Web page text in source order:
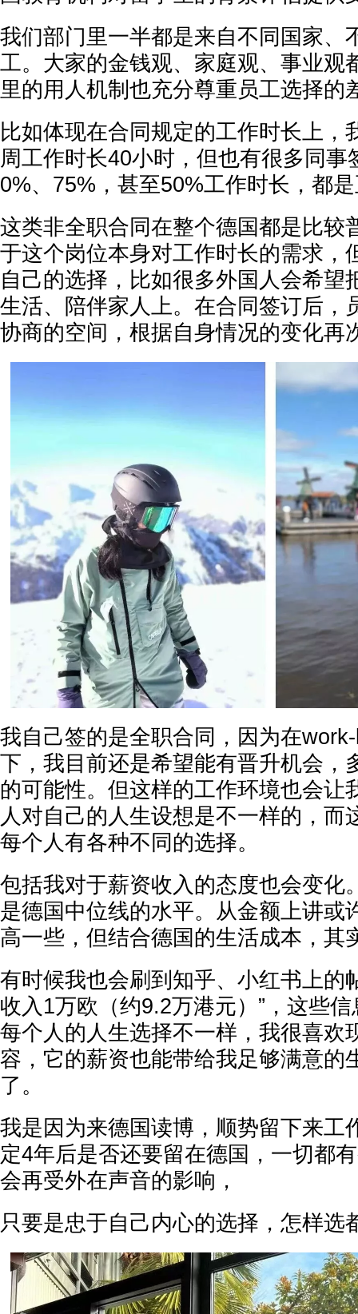
我们部门里一半都是来自不同国家、
工。大家的金钱观、家庭观、事业观
里的用人机制也充分尊重员工选择的
比如体现在合同规定的工作时长上，
周工作时长40小时，但也有很多同事
0%、75%，甚至50%工作时长，都
这类非全职合同在整个德国都是比较
于这个岗位本身对工作时长的需求，
自己的选择，比如很多外国人会希望
生活、陪伴家人上。在合同签订后，
协商的空间，根据自身情况的变化再
我自己签的是全职合同，因为在
下，我目前还是希望能有晋升机会，
的可能性。但这样的工作环境也会让
人对自己的人生设想是不一样的，而
每个人有各种不同的选择。
包括我对于薪资收入的态度也会变化
是德国中位线的水平。从金额上讲或
高一些，但结合德国的生活成本，其
有时候我也会刷到知乎、小红书上的
收入1万欧（约9.2万港元）”，这些
每个人的人生选择不一样，我很喜欢
容，它的薪资也能带给我足够满意的
了。
我是因为来德国读博，顺势留下来工
定4年后是否还要留在德国，一切都
会再受外在声音的影响，
只要是忠于自己内心的选择，怎样选